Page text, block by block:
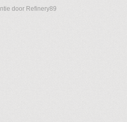
door Refinery89